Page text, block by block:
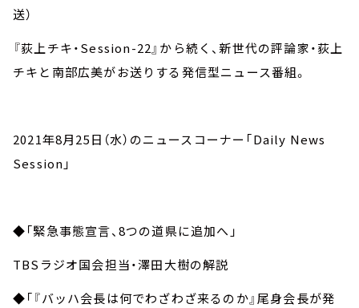
送）
『荻上チキ・Session-22』から続く、新世代の評論家・荻上
チキと南部広美がお送りする発信型ニュース番組。
2021年8月25日（水）のニュースコーナー「Daily News
Session」
◆「緊急事態宣言、8つの道県に追加へ」
TBSラジオ国会担当・澤田大樹の解説
◆「『バッハ会長は何でわざわざ来るのか』尾身会長が発